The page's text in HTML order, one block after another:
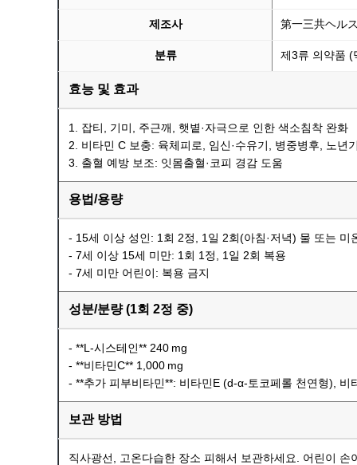
제조사 第一三共ヘル
분류 제3류 의약품 (
효능 및 효과
1. 잡티, 기미, 주근깨, 햇볕·자극으로 인한 색소침착 완화
2. 비타민 C 보충: 육체피로, 임신·수유기, 병중병후, 노년
3. 출혈 예방 보조: 잇몸출혈·코피 경감 도움
용법/용량
- 15세 이상 성인: 1회 2정, 1일 2회(아침·저녁) 물 또는 미
- 7세 이상 15세 미만: 1회 1정, 1일 2회 복용
- 7세 미만 어린이: 복용 금지
성분/분량 (1회 2정 중)
- **L-시스테인** 240 mg
- **비타민C** 1,000 mg
- **추가 피부비타민**: 비타민E (d‑α‑토코페롤 천연형),
보관 방법
직사광선, 고온다습한 장소 피해서 보관하세요. 어린이